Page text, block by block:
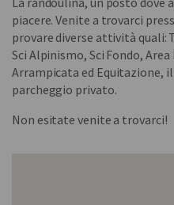
piacere. Venite a trovarci
provare diverse attività quali:
Sci Alpinismo, Sci Fondo,
Arrampicata ed Equitazione,
parcheggio privato.
Non esitate venite a trovarci!